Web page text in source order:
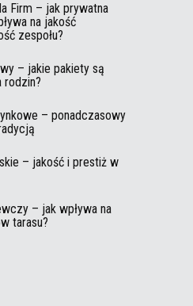
Firm – jak prywatna
na jakość
zespołu?
– jakie pakiety są
rodzin?
– ponadczasowy
– jakość i prestiż w
– jak wpływa na
tarasu?